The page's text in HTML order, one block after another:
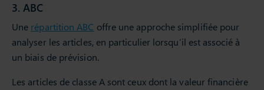
3. ABC
Une répartition ABC offre une approche simplifiée pour
analyser les articles, en particulier lorsqu’il est associé à
un biais de prévision.
Les articles de classe A sont ceux dont la valeur financière